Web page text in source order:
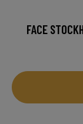
FACE